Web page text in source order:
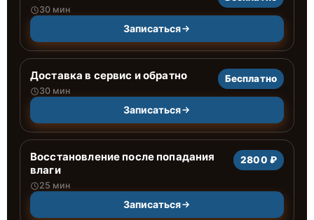
30 мин
Записаться
Доставка в сервис и обратно
30 мин
Бесплатно
Записаться
Восстановление после попадания
влаги
25 мин
2800 ₽
Записаться